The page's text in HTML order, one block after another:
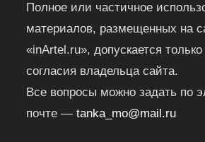
Полное или частичное
материалов, размещенных на
«inArtel.ru», допускается
согласия владельца сайта.
Все вопросы можно задать по
почте —tanka_mo@mail.ru